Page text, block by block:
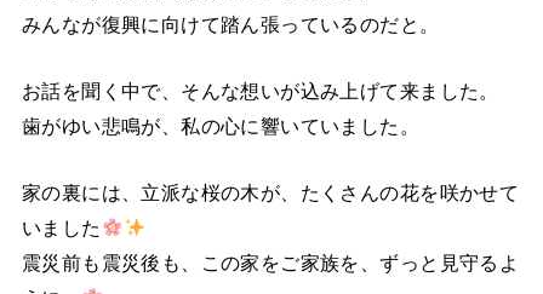
みんなが復興に向けて踏ん張っているのだと。
お話を聞く中で、そんな想いが込み上げて来ました。
歯がゆい悲鳴が、私の心に響いていました。
家の裏には、立派な桜の木が、たくさんの花を咲かせて
いました
震災前も震災後も、この家をご家族を、ずっと見守るよ